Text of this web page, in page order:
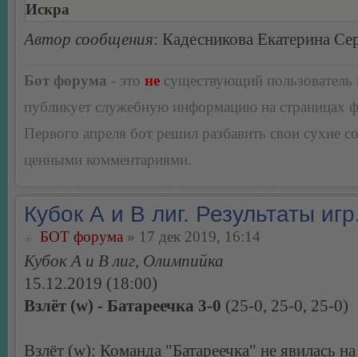
Искра
Автор сообщения: Кадесникова Екатерина
Бот форума - это не существующий пользователь
публикует служебную информацию на страницах
Первого апреля бот решил разбавить свои сухие
ценными комментариями.
Кубок А и В лиг. Результаты
БОТ форума » 17 дек 2019, 16:14
Кубок А и В лиг, Олимпийка
15.12.2019 (18:00)
Взлёт (w) - Батареечка 3-0 (25-0, 25-0, 25-0)
Взлёт (w): Команда "Батареечка" не явилась